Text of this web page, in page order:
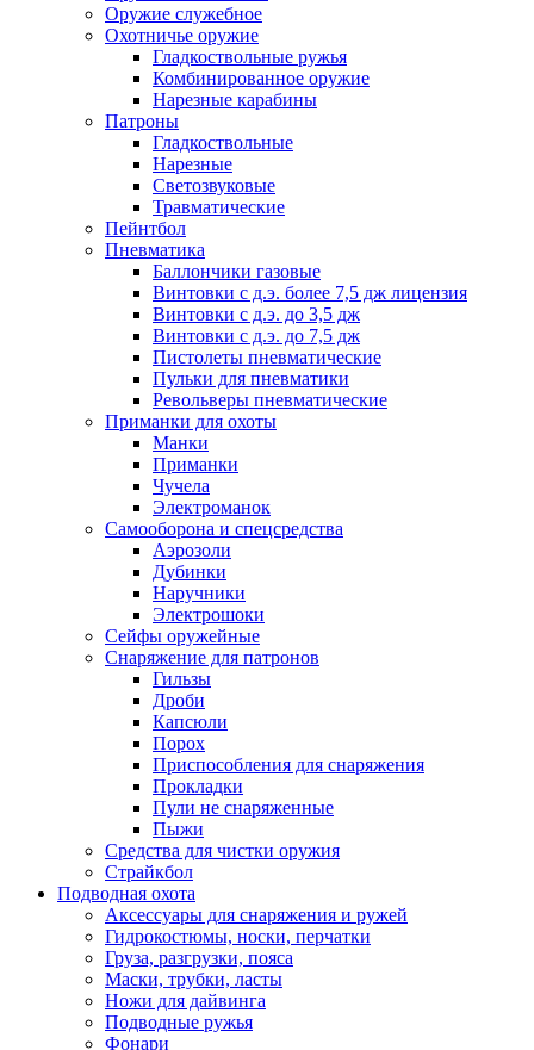
Оружие служебное
Охотничье оружие
Гладкоствольные ружья
Комбинированное оружие
Нарезные карабины
Патроны
Гладкоствольные
Нарезные
Светозвуковые
Травматические
Пейнтбол
Пневматика
Баллончики газовые
Винтовки с д.э. более 7,5 дж лицензия
Винтовки с д.э. до 3,5 дж
Винтовки с д.э. до 7,5 дж
Пистолеты пневматические
Пульки для пневматики
Револьверы пневматические
Приманки для охоты
Манки
Приманки
Чучела
Электроманок
Самооборона и спецсредства
Аэрозоли
Дубинки
Наручники
Электрошоки
Сейфы оружейные
Снаряжение для патронов
Гильзы
Дроби
Капсюли
Порох
Приспособления для снаряжения
Прокладки
Пули не снаряженные
Пыжи
Средства для чистки оружия
Страйкбол
Подводная охота
Аксессуары для снаряжения и ружей
Гидрокостюмы, носки, перчатки
Груза, разгрузки, пояса
Маски, трубки, ласты
Ножи для дайвинга
Подводные ружья
Фонари